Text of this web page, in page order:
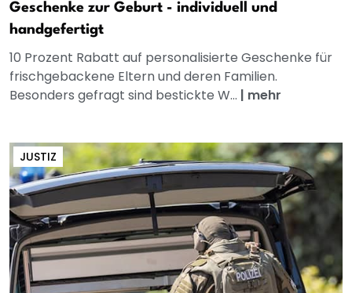
Geschenke zur Geburt - individuell und
handgefertigt
10 Prozent Rabatt auf personalisierte Geschenke für
frischgebackene Eltern und deren Familien.
Besonders gefragt sind bestickte W... | mehr
JUSTIZ